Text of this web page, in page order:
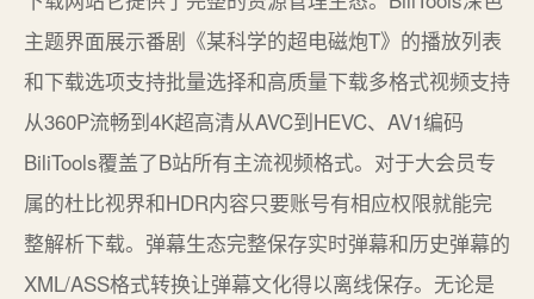
主题界面展示番剧《某科学的超电磁炮T》的播放列表
和下载选项支持批量选择和高质量下载多格式视频支持
从360P流畅到4K超高清从AVC到HEVC、AV1编码
BiliTools覆盖了B站所有主流视频格式。对于大会员专
属的杜比视界和HDR内容只要账号有相应权限就能完
整解析下载。弹幕生态完整保存实时弹幕和历史弹幕的
XML/ASS格式转换让弹幕文化得以离线保存。无论是